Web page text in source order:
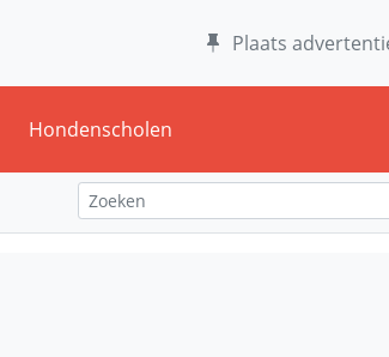
Plaats
Hondenscholen